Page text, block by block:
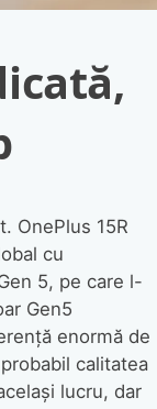
OnePlus 15R
cu
5, pe care l-
Gen5
enormă de
calitatea
lucru, dar